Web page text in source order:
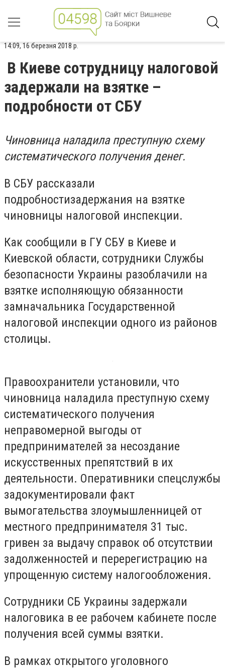
14:09, 16 березня 2018 р.
В Киеве сотрудницу налоговой
задержали на взятке –
подробности от СБУ
Чиновница наладила преступную схему
систематического получения денег.
В СБУ рассказали
подробностизадержания на взятке
чиновницы налоговой инспекции.
Как сообщили в ГУ СБУ в Киеве и
Киевской области, сотрудники Службы
безопасности Украины разоблачили на
взятке исполняющую обязанности
замначальника Государственной
налоговой инспекции одного из районов
столицы.
Правоохранители установили, что
чиновница наладила преступную схему
систематического получения
неправомерной выгоды от
предпринимателей за несоздание
искусственных препятствий в их
деятельности. Оперативники спецслужбы
задокументировали факт
вымогательства злоумышленницей от
местного предпринимателя 31 тыс.
гривен за выдачу справок об отсутствии
задолженностей и перерегистрацию на
упрощенную систему налогообложения.
Сотрудники СБ Украины задержали
налоговика в ее рабочем кабинете после
получения всей суммы взятки.
В рамках открытого уголовного